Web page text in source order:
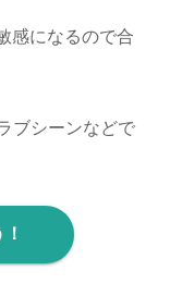
感になるので合
ブシーンなどで